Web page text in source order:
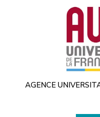
AGENCE